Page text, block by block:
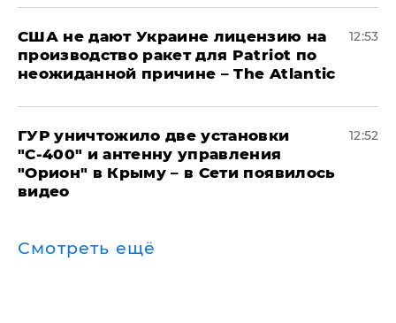
США не дают Украине лицензию на
производство ракет для Patriot по
неожиданной причине – The Atlantic
12:53
ГУР уничтожило две установки
"С‑400" и антенну управления
"Орион" в Крыму – в Сети появилось
видео
12:52
Смотреть ещё